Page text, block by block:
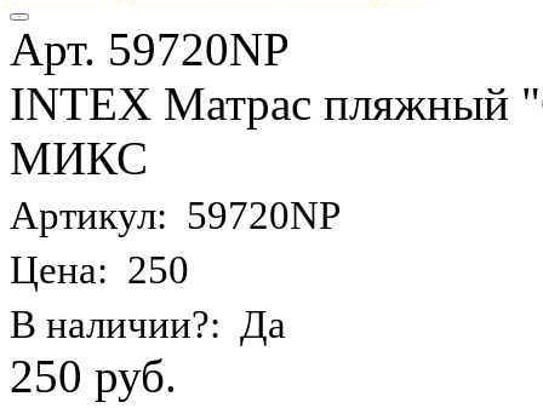
Арт. 59720NP
INTEX Матрас пляжный
МИКС
Артикул: 59720NP
Цена: 250
В наличии?: Да
250 руб.